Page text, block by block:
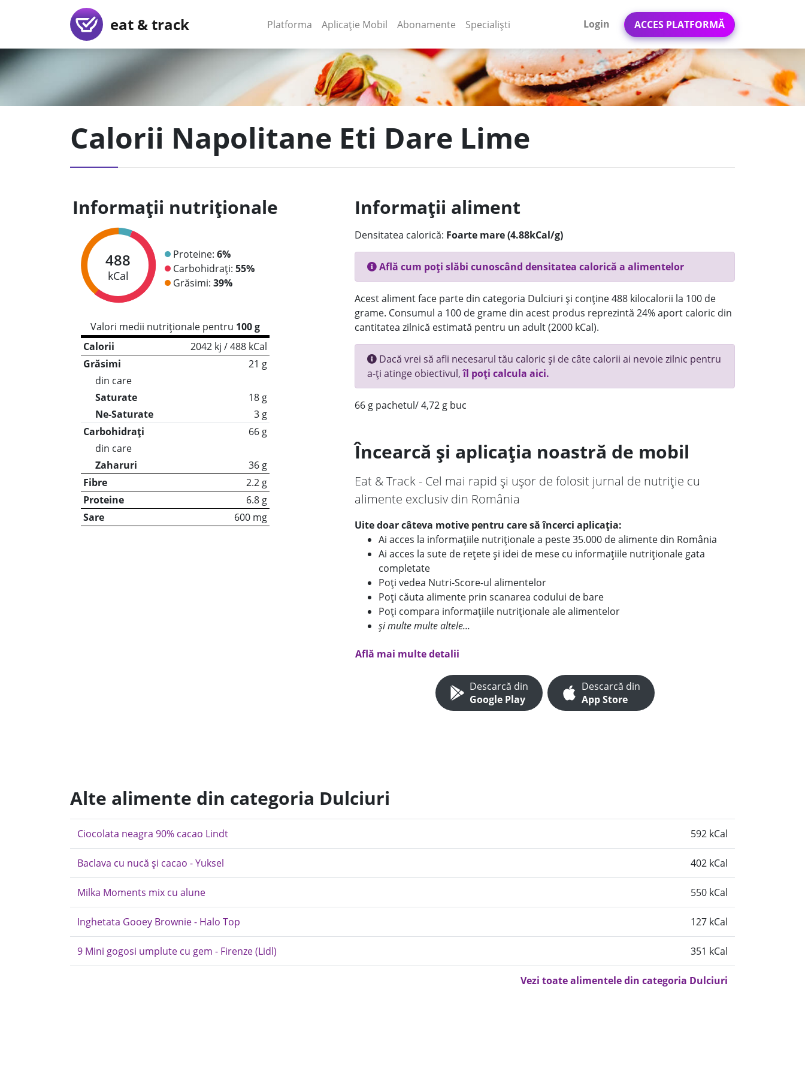
eat & track Platforma (current)
Aplicație Mobil (current)
Abonamente Specialiști Login ACCES PLATFORMĂ
Calorii Napolitane Eti Dare Lime
Informații nutriționale
488
kCal
Proteine: 6%
Carbohidrați: 55%
Grăsimi: 39%
Valori medii nutriționale pentru 100 g
Calorii
2042 kj / 488 kCal
Grăsimi
21 g
din care
Saturate
18 g
Ne-Saturate
3 g
Carbohidrați
66 g
din care
Zaharuri
36 g
Fibre
2.2 g
Proteine
6.8 g
Sare
600 mg
Informații aliment
Densitatea calorică: Foarte mare (4.88kCal/g)
Află cum poți slăbi cunoscând densitatea calorică a alimentelor
Acest aliment face parte din categoria Dulciuri și conține 488 kilocalorii la 100 de
grame. Consumul a 100 de grame din acest produs reprezintă 24% aport caloric din
cantitatea zilnică estimată pentru un adult (2000 kCal).
Dacă vrei să afli necesarul tău caloric și de câte calorii ai nevoie zilnic pentru
a-ți atinge obiectivul,îl poți calcula aici.
66 g pachetul/ 4,72 g buc
Încearcă și aplicația noastră de mobil
Eat & Track - Cel mai rapid și ușor de folosit jurnal de nutriție cu
alimente exclusiv din România
Uite doar câteva motive pentru care să încerci aplicația:
Ai acces la informațiile nutriționale a peste 35.000 de alimente din România
Ai acces la sute de rețete și idei de mese cu informațiile nutriționale gata
completate
Poți vedea Nutri-Score-ul alimentelor
Poți căuta alimente prin scanarea codului de bare
Poți compara informațiile nutriționale ale alimentelor
și multe multe altele...
Află mai multe detalii
Descarcă din
Google Play
Descarcă din
App Store
Alte alimente din categoria Dulciuri
Ciocolata neagra 90% cacao Lindt 592 kCal
Baclava cu nucă și cacao - Yuksel 402 kCal
Milka Moments mix cu alune 550 kCal
Inghetata Gooey Brownie - Halo Top 127 kCal
9 Mini gogosi umplute cu gem - Firenze (Lidl) 351 kCal
Vezi toate alimentele din categoria Dulciuri